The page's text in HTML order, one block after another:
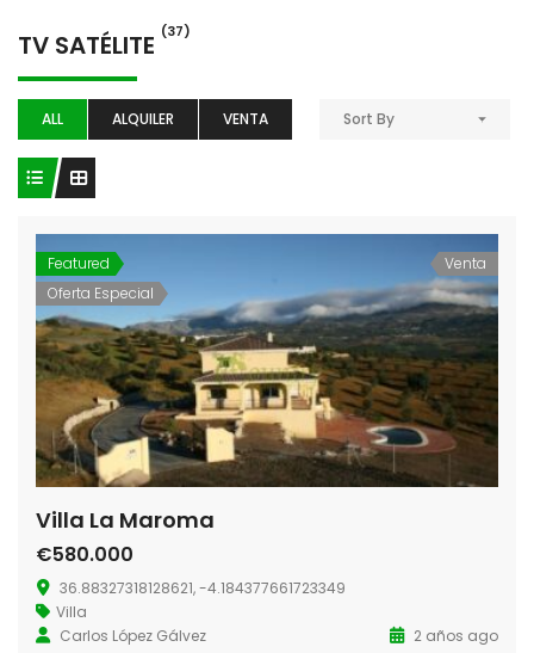
TV SATÉLITE (37)
ALL ALQUILER VENTA Sort By
Featured
Oferta Especial
Venta
Villa La Maroma
€580.000
36.88327318128621, -4.184377661723349
Villa
Carlos López Gálvez
2 años ago